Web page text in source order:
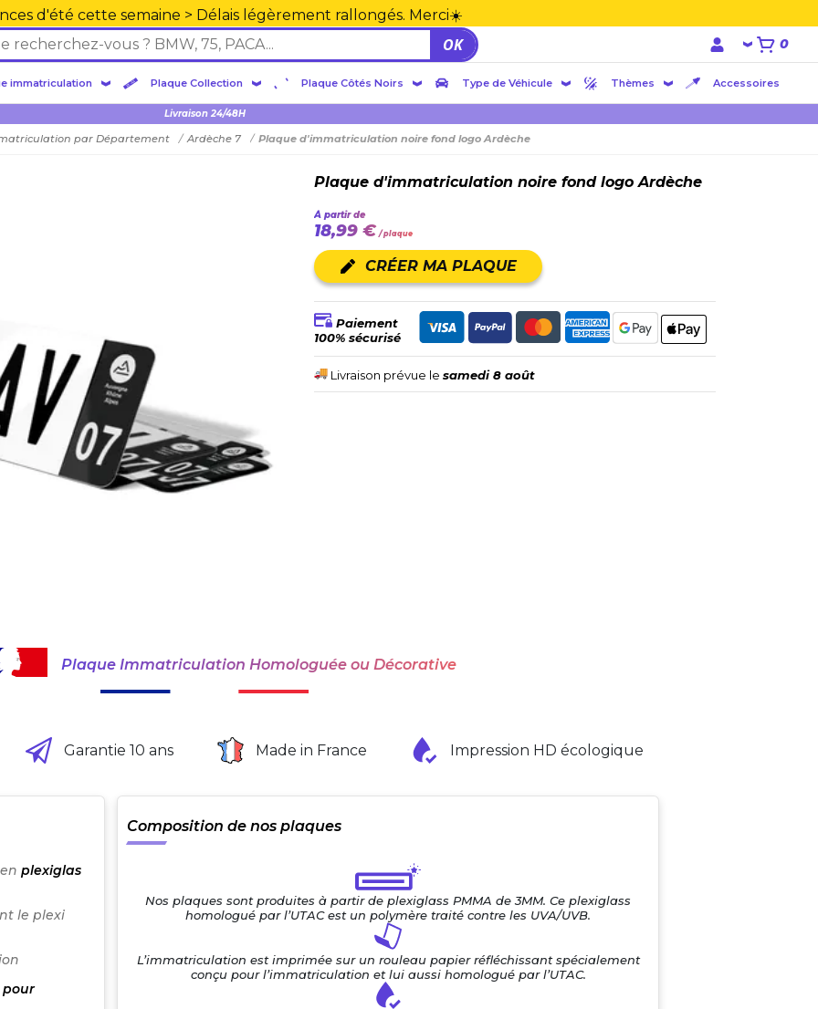
d'été cette semaine > Délais légèrement rallongés. Merci☀️
OK 0
immatriculation Plaque Collection Plaque Côtés Noirs Type de Véhicule Thèmes Accessoires
Livraison 24/48H
Plexiglas en PMMA supérieure
par Département Ardèche 7 Plaque d'immatriculation noire fond logo Ardèche
Plaque d'immatriculation noire fond logo Ardèche
À partir de
18,99 € / plaque
CRÉER MA PLAQUE
Paiement
100% sécurisé
Livraison prévue le samedi 8 août
Plaque Immatriculation Homologuée ou Décorative
Garantie 10 ans Made in France Impression HD écologique
plexiglas
le plexi
pour
Composition de nos plaques
Nos plaques sont produites à partir de plexiglass PMMA de 3MM. Ce plexiglass
homologué par l’UTAC est un polymère traité contre les UVA/UVB.
L’immatriculation est imprimée sur un rouleau papier réfléchissant spécialement
conçu pour l’immatriculation et lui aussi homologué par l’UTAC.